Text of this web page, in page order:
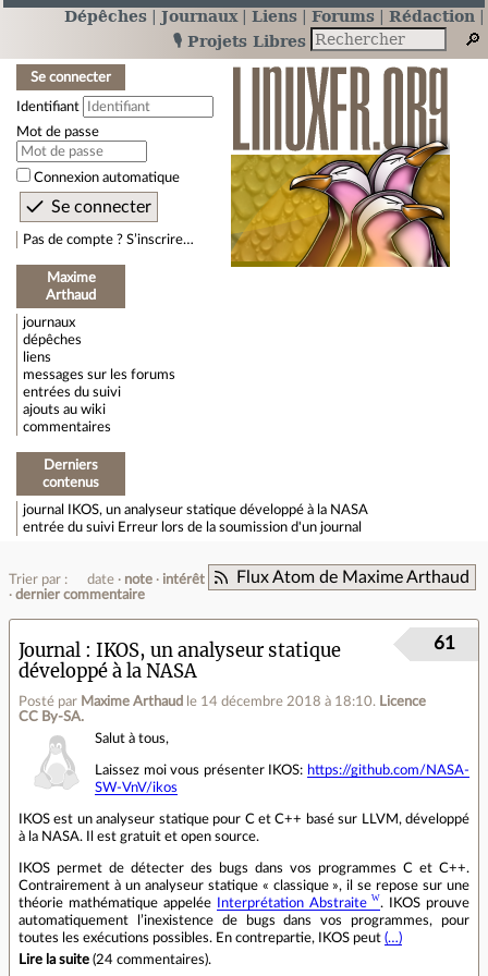
Dépêches Journaux Liens Forums
Rédaction
🎙️ Projets Libres
Se connecter
Identifiant
Mot de passe
Connexion automatique
Pas de compte ? S’inscrire…
Maxime
Arthaud
journaux
dépêches
liens
messages sur les forums
entrées du suivi
ajouts au wiki
commentaires
Derniers
contenus
journal
IKOS, un analyseur statique développé à la NASA
entrée du suivi Erreur lors de la soumission d'un journal
Flux Atom de Maxime Arthaud
Trier par : date note
intérêt
dernier commentaire
Journal
IKOS, un analyseur statique
développé à la NASA
Posté par Maxime Arthaud le 14 décembre 2018 à 18:10. Licence
CC By‑SA.
61
Salut à tous,
Laissez moi vous présenter IKOS: https://github.com/NASA-
SW-VnV/ikos
IKOS est un analyseur statique pour C et C++ basé sur LLVM, développé
à la NASA. Il est gratuit et open source.
IKOS permet de détecter des bugs dans vos programmes C et C++.
Contrairement à un analyseur statique « classique », il se repose sur une
théorie mathématique appelée
Interprétation Abstraite
. IKOS prouve
automatiquement l’inexistence de bugs dans vos programmes, pour
toutes les exécutions possibles. En contrepartie, IKOS peut (…)
Lire la suite (24 commentaires).